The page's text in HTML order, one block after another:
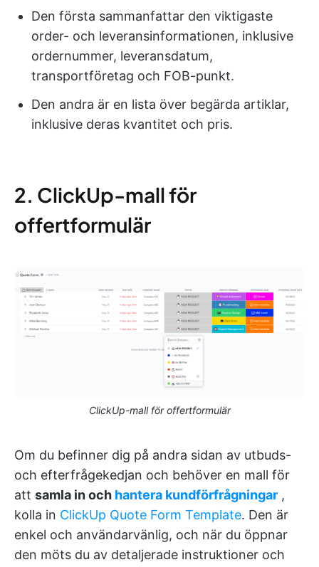
Den första sammanfattar den viktigaste
order- och leveransinformationen, inklusive
ordernummer, leveransdatum,
transportföretag och FOB-punkt.
Den andra är en lista över begärda artiklar,
inklusive deras kvantitet och pris.
2. ClickUp-mall för
offertformulär
ClickUp-mall för offertformulär
Om du befinner dig på andra sidan av utbuds-
och efterfrågekedjan och behöver en mall för
att samla in och hantera kundförfrågningar ,
kolla in ClickUp Quote Form Template. Den är
enkel och användarvänlig, och när du öppnar
den möts du av detaljerade instruktioner och